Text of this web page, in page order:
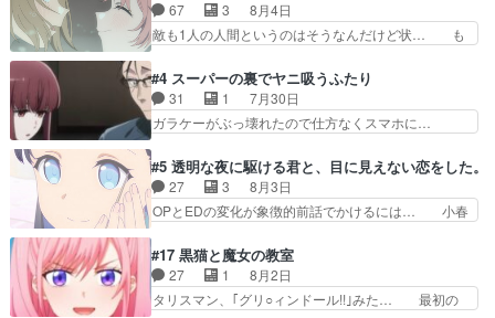
王女殿下がかわいい。幼馴… ついに始まった狩猟
祭。エルナの活躍で上位…
マ：格ゲー大会に行くには？感想は、美… 大会を
前に格ゲー熱が高まる一方、百合の本… 東京で開
催される格ゲー大会に参加すること… Japanに向
めに東京へ!/でも観光よ… 旅の支度全部やってく
れる先輩、なんだかん… 第５話をｄアニメストア
で視聴しました。視…
67 3
8月4日
敵も1人の人間というのはそうなんだけど状… も
を人間に戻して欲しいでも自分達が代わ… ご視聴
ありがとうございました見るたびに切… 誰かと思
ったらちゅー先輩か。しれっと相方… 第５話感
想：コ□した相手にも家族や…､戦… つらい回
ナとミミも可愛かった2人の関係… 確かに相手に
も家族や大切な人はいるけど、… 白シャツが作業
着みたいなもんなんですかね…
#4 スーパーの裏でヤニ吸うふたり
31 1
7月30日
ガラケーがぶっ壊れたので仕方なくスマホに…
はり出オチ感が否めず、エピソードの打率… 田山
さんが佐々木さんに沼っていく…こんな… 佐々木
さん、腕フェチなんですね笑最近まじ… 佐々木が
ガラケーからスマホに変えるって、… もうドラマ
ゃわない？佐々木さんの優しさ… 先行で見た時よ
り2人のやり取りに癒しを感… ABEMA版の7〜8
話佐々木が実年齢以上…
#5 透明な夜に駆ける君と、目に見えない恋をした。
27 3
8月3日
OPとEDの変化が象徴的前話でかけるには… 小春
か、こんな風に見えてるのかぁ。かける… 完全な
両片思いになりましたねぇ…OPとE… 余計な物
は描かず白く靄がかった小春ちゃん… 光も感じな
い完全な盲目なんやね…おめかし… 母役に能登さ
#17 黒猫と魔女の教室
27 1
8月2日
タリスマン、｢グリ○ィンドール!!｣みた… 最初の